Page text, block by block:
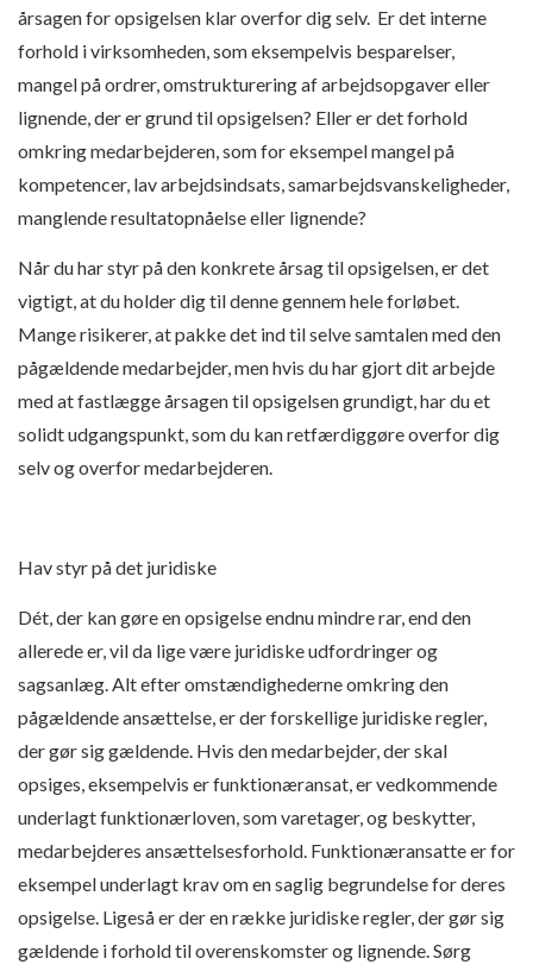
årsagen for opsigelsen klar overfor dig selv. Er det interne
forhold i virksomheden, som eksempelvis besparelser,
mangel på ordrer, omstrukturering af arbejdsopgaver eller
lignende, der er grund til opsigelsen? Eller er det forhold
omkring medarbejderen, som for eksempel mangel på
kompetencer, lav arbejdsindsats, samarbejdsvanskeligheder,
manglende resultatopnåelse eller lignende?
Når du har styr på den konkrete årsag til opsigelsen, er det
vigtigt, at du holder dig til denne gennem hele forløbet.
Mange risikerer, at pakke det ind til selve samtalen med den
pågældende medarbejder, men hvis du har gjort dit arbejde
med at fastlægge årsagen til opsigelsen grundigt, har du et
solidt udgangspunkt, som du kan retfærdiggøre overfor dig
selv og overfor medarbejderen.
Hav styr på det juridiske
Dét, der kan gøre en opsigelse endnu mindre rar, end den
allerede er, vil da lige være juridiske udfordringer og
sagsanlæg. Alt efter omstændighederne omkring den
pågældende ansættelse, er der forskellige juridiske regler,
der gør sig gældende. Hvis den medarbejder, der skal
opsiges, eksempelvis er funktionæransat, er vedkommende
underlagt funktionærloven, som varetager, og beskytter,
medarbejderes ansættelsesforhold. Funktionæransatte er for
eksempel underlagt krav om en saglig begrundelse for deres
opsigelse. Ligeså er der en række juridiske regler, der gør sig
gældende i forhold til overenskomster og lignende. Sørg